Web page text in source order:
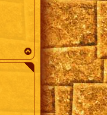
a
u